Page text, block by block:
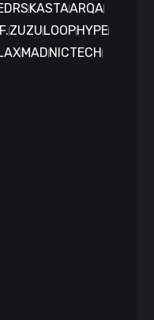
KASTAARQA
ZUZU LOOPHYPE
MAD NICTECH